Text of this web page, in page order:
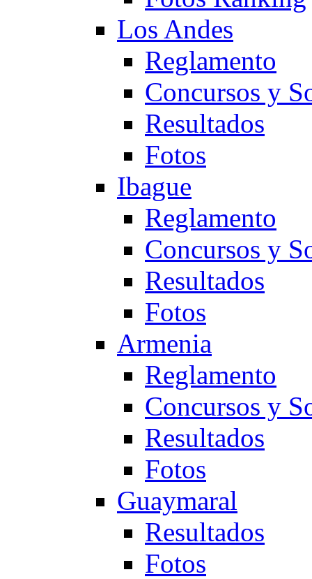
Los Andes
Reglamento
Concursos y
Resultados
Fotos
Ibague
Reglamento
Concursos y
Resultados
Fotos
Armenia
Reglamento
Concursos y
Resultados
Fotos
Guaymaral
Resultados
Fotos